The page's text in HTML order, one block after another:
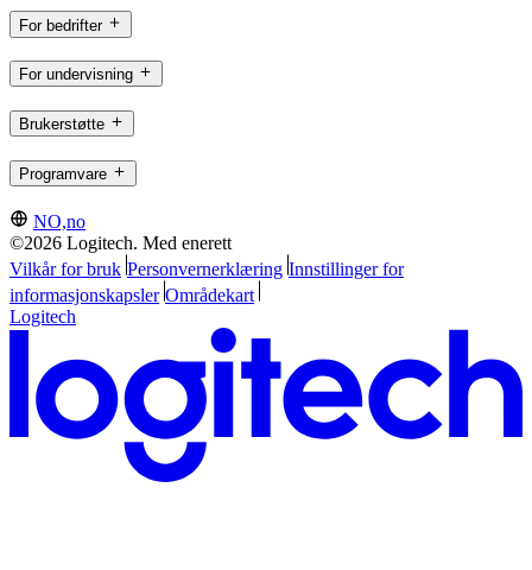
For bedrifter
For undervisning
Brukerstøtte
Programvare
NO,no
©2026 Logitech. Med enerett
Vilkår for bruk Personvernerklæring Innstillinger for
informasjonskapsler Områdekart
Logitech